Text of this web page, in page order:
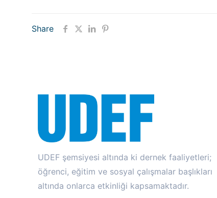
Share
UDEF şemsiyesi altında ki dernek faaliyetleri;
öğrenci, eğitim ve sosyal çalışmalar başlıkları
altında onlarca etkinliği kapsamaktadır.